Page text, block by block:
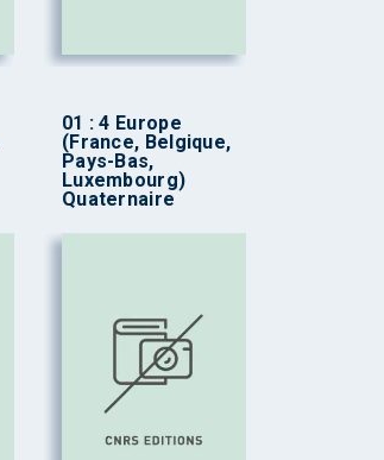
01 : 4 Europe
(France, Belgique,
Pays-Bas,
Luxembourg)
Quaternaire